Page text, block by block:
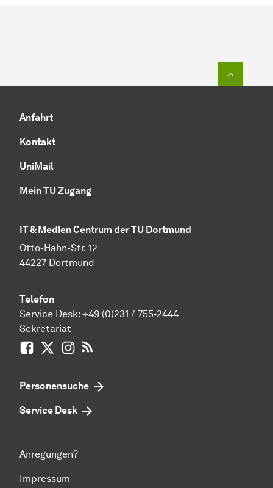
Anfahrt
Kontakt
UniMail
Mein TU Zugang
IT & Medien Centrum der TU Dortmund
Otto-Hahn-Str. 12
44227 Dortmund
Telefon
Service Desk: +49 (0)231 / 755-2444
Sekretariat
FacebookX / vormals Twitter
Instagram
Personensuche
Service Desk
Anregungen?
Impressum